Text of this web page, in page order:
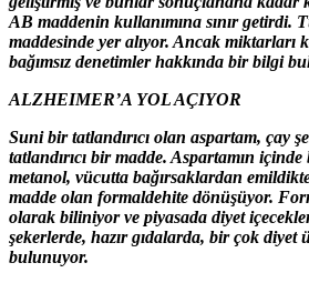
AB maddenin kullanımına sınır getirdi.
maddesinde yer alıyor. Ancak miktarları
bağımsız denetimler hakkında bir bilgi
ALZHEIMER’A YOL AÇIYOR
Suni bir tatlandırıcı olan aspartam, çay
tatlandırıcı bir madde. Aspartamın
metanol, vücutta bağırsaklardan
madde olan formaldehite dönüşüyor.
olarak biliniyor ve piyasada diyet
şekerlerde, hazır gıdalarda, bir çok diyet
bulunuyor.